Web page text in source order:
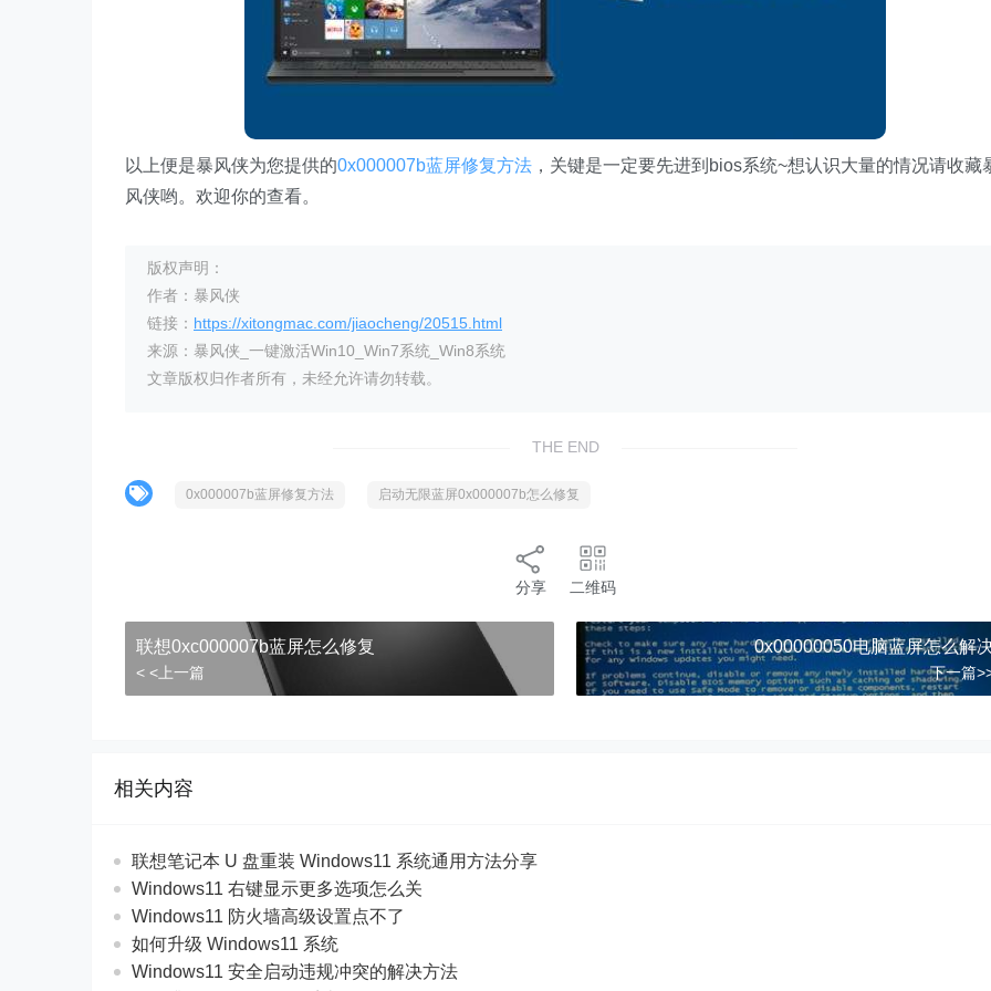
以上便是暴风侠为您提供的0x000007b蓝屏修复方法 ，关键是一定要先进到bios系统~想认识大量的情况请收藏
风侠哟。欢迎你的查看。
版权声明：
作者：暴风侠
链接： https://xitongmac.com/jiaocheng/20515.html
来源：暴风侠_一键激活Win10_Win7系统_Win8系统
文章版权归作者所有，未经允许请勿转载。
THE END
0x000007b蓝屏修复方法 启动无限蓝屏0x000007b怎么修复
分享 二维码
联想0xc000007b蓝屏怎么修复
< <上一篇
0x00000050电脑蓝屏怎么解
下一篇
相关内容
联想笔记本 U 盘重装 Windows11 系统通用方法分享
Windows11 右键显示更多选项怎么关
Windows11 防火墙高级设置点不了
如何升级 Windows11 系统
Windows11 安全启动违规冲突的解决方法